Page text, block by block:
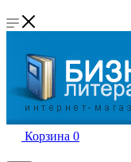
Корзина 0